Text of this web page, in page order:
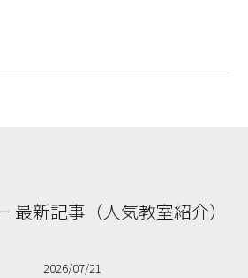
最新記事（人気教室紹介）
2026/07/21